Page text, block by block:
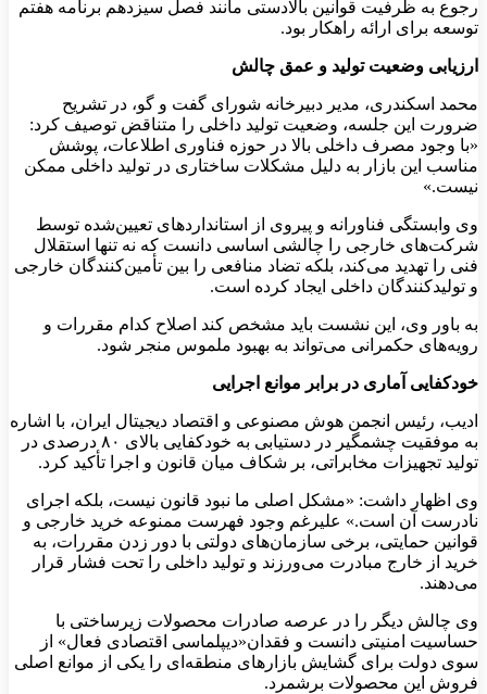
رجوع به ظرفیت قوانین بالادستی مانند فصل سیزدهم برنامه هفتم
توسعه برای ارائه راهکار بود.
ارزیابی وضعیت تولید و عمق چالش
محمد اسکندری، مدیر دبیرخانه شورای گفت و گو، در تشریح
ضرورت این جلسه، وضعیت تولید داخلی را متناقض توصیف کرد:
«با وجود مصرف داخلی بالا در حوزه فناوری اطلاعات، پوشش
مناسب این بازار به دلیل مشکلات ساختاری در تولید داخلی ممکن
نیست.»
وی وابستگی فناورانه و پیروی از استانداردهای تعیین‌شده توسط
شرکت‌های خارجی را چالشی اساسی دانست که نه تنها استقلال
فنی را تهدید می‌کند، بلکه تضاد منافعی را بین تأمین‌کنندگان خارجی
و تولیدکنندگان داخلی ایجاد کرده است.
به باور وی، این نشست باید مشخص کند اصلاح کدام مقررات و
رویه‌های حکمرانی می‌تواند به بهبود ملموس منجر شود.
خودکفایی آماری در برابر موانع اجرایی
ادیب، رئیس انجمن هوش مصنوعی و اقتصاد دیجیتال ایران، با اشاره
به موفقیت چشمگیر در دستیابی به خودکفایی بالای ۸۰ درصدی در
تولید تجهیزات مخابراتی، بر شکاف میان قانون و اجرا تأکید کرد.
وی اظهار داشت: «مشکل اصلی ما نبود قانون نیست، بلکه اجرای
نادرست آن است.» علیرغم وجود فهرست ممنوعه خرید خارجی و
قوانین حمایتی، برخی سازمان‌های دولتی با دور زدن مقررات، به
خرید از خارج مبادرت می‌ورزند و تولید داخلی را تحت فشار قرار
می‌دهند.
وی چالش دیگر را در عرصه صادرات محصولات زیرساختی با
حساسیت امنیتی دانست و فقدان«دیپلماسی اقتصادی فعال» از
سوی دولت برای گشایش بازارهای منطقه‌ای را یکی از موانع اصلی
فروش این محصولات برشمرد.